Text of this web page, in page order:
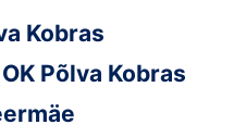
Kobras
OK Põlva Kobras